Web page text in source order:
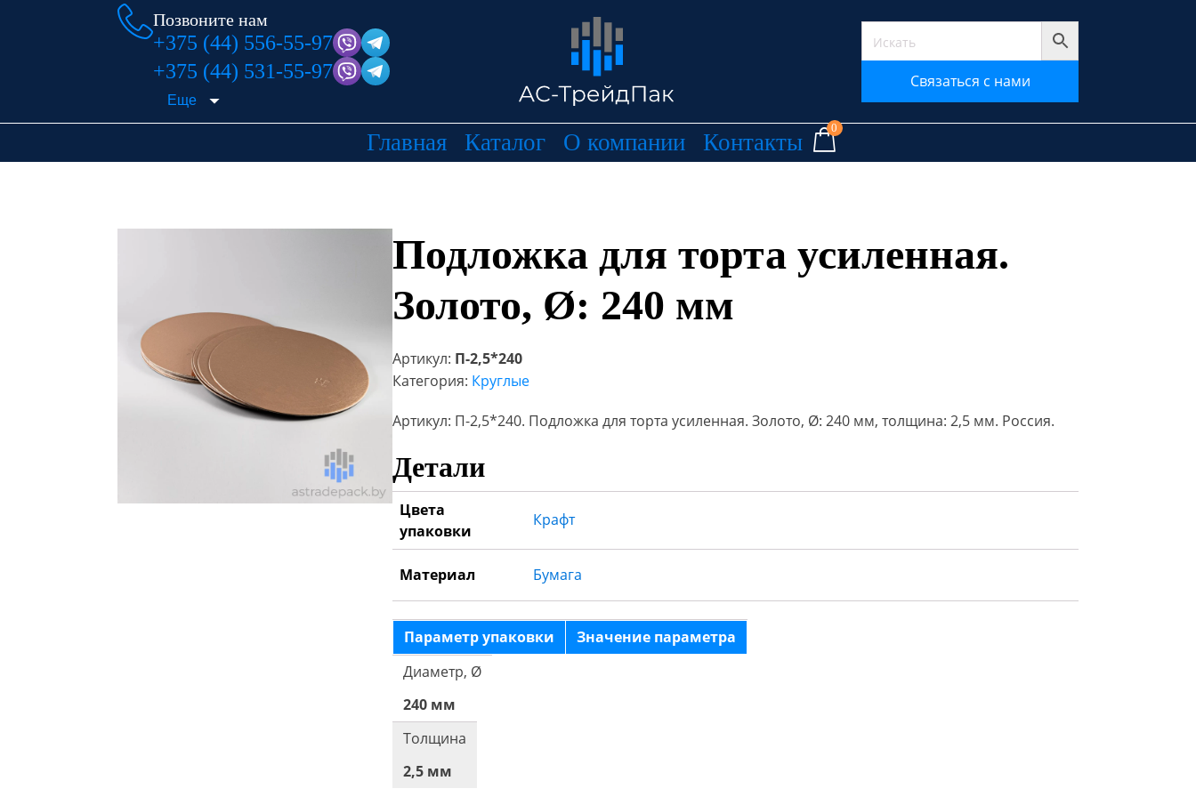
Позвоните нам
+375 (44) 556-55-97
+375 (44) 531-55-97
Еще
Связаться с нами
Главная Каталог О компании Контакты
0
Подложка для торта усиленная.
Золото, Ø: 240 мм
Артикул: П-2,5*240
Категория: Круглые
Артикул: П-2,5*240. Подложка для торта усиленная. Золото, Ø: 240 мм, толщина: 2,5 мм. Россия.
Детали
Цвета
упаковки
Крафт
Материал Бумага
Параметр упаковки
Значение параметра
Диаметр, Ø
240 мм
Толщина
2,5 мм